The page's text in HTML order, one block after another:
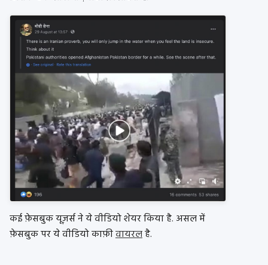
कई फ़ेसबुक यूज़र्स ने ये वीडियो शेयर किया है. असल में
फ़ेसबुक पर ये वीडियो काफ़ीवायरलहै.